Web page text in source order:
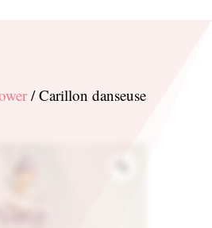
/ Carillon danseuse